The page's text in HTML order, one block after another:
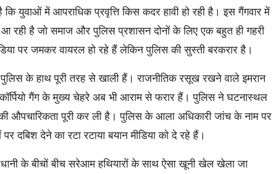
कि युवाओं में आपराधिक प्रवृत्ति किस कदर हावी हो रही है। इस गैंगवार में
आ रही है जो समाज और पुलिस प्रशासन दोनों के लिए एक बहुत ही गहरी
पर जमकर वायरल हो रहे हैं लेकिन पुलिस की सुस्ती बरकरार है।
के हाथ पूरी तरह से खाली हैं। राजनीतिक रसूख रखने वाले इमरान
गैंग के मुख्य चेहरे अब भी आराम से फरार हैं। पुलिस ने घटनास्थल
औपचारिकता पूरी कर ली है। पुलिस के आला अधिकारी जांच के नाम पर
दबिश देने का रटा रटाया बयान मीडिया को दे रहे हैं।
के बीचों बीच सरेआम हथियारों के साथ ऐसा खूनी खेल खेला जा